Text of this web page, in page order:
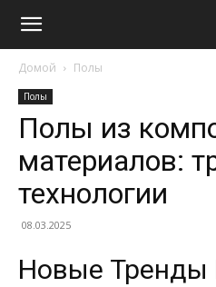
Домой Полы
Полы
Полы из
материалов:
технологии
08.03.2025
Новые Тренды